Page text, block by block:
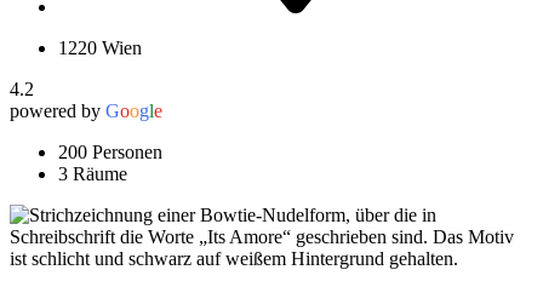
1220 Wien
4.2
powered by Google
200 Personen
3 Räume